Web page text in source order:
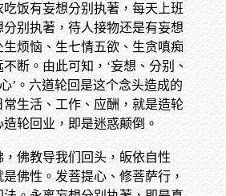
吃饭有妄想分别执著，每天上班
分别执著，待人接物还是有妄想
生烦恼、生七情五欲、生贪嗔痴
断。由此可知，‘妄想、分别、
’。六道轮回是这个念头造成的
常生活、工作、应酬，就是造轮
轮回业，即是迷惑颠倒。
，佛教导我们回头，皈依自性
佛性。发菩提心、修菩萨行，